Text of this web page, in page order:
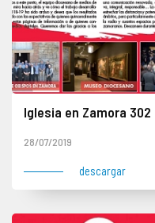
Iglesia en Zamora 302
28/07/2019
descargar